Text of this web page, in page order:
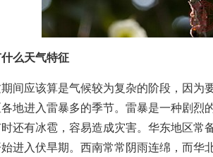
么天气特征
应该算是气候较为复杂的阶段，因为
地进入雷暴多的季节。雷暴是一种剧烈
还有冰雹，容易造成灾害。华东地区常
进入伏旱期。西南常常阴雨连绵，而华